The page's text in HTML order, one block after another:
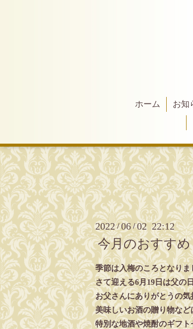
ホーム お知
2022/06/02 22:12
今月のおすす
季節は入梅のころとなりま
さて迎える6月19日は父の
お父さんにありがとうの気
美味しいお酒の贈り物な
特別な地酒や焼酎のギフト